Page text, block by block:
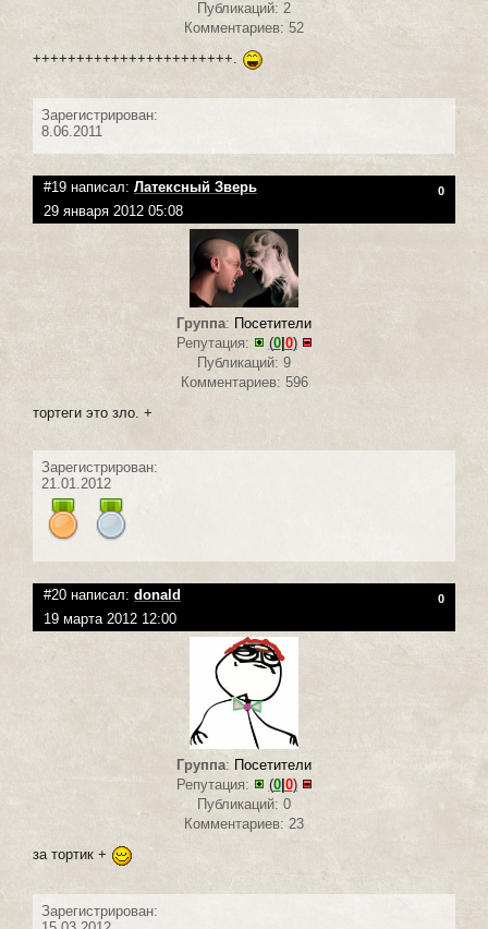
Публикаций: 2
Комментариев: 52
+++++++++++++++++++++++.
Зарегистрирован:
8.06.2011
#19 написал: Латексный Зверь 0
29 января 2012 05:08
Группа: Посетители
Репутация:
(0| 0)
Публикаций: 9
Комментариев: 596
тортеги это зло. +
Зарегистрирован:
21.01.2012
#20 написал: donald 0
19 марта 2012 12:00
Группа: Посетители
Репутация:
(0| 0)
Публикаций: 0
Комментариев: 23
за тортик +
Зарегистрирован: